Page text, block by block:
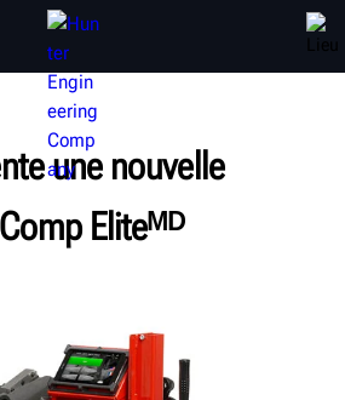
FORMATION
À PROPOS
une nouvelle
Eliteᴹᴰ